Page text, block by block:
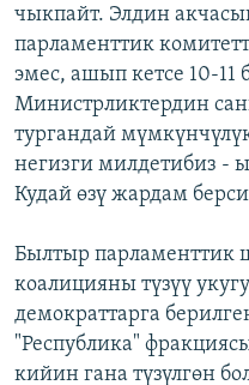
чыкпайт. Элдин
парламенттик
эмес, ашып кетсе 10-11
Министрликтердин
тургандай
негизги милдетибиз -
Кудай өзү жардам
Былтыр парламенттик
коалицияны түзүү
демократтарга
"Республика"
кийин гана түзүлгөн